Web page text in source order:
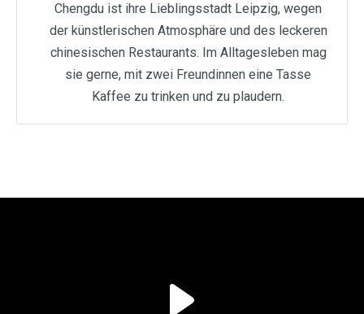
Chengdu ist ihre Lieblingsstadt Leipzig, wegen
der künstlerischen Atmosphäre und des leckeren
chinesischen Restaurants. Im Alltagesleben mag
sie gerne, mit zwei Freundinnen eine Tasse
Kaffee zu trinken und zu plaudern.